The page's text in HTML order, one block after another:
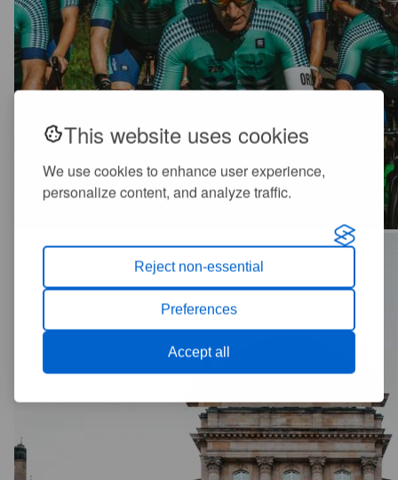
This website uses cookies
We use cookies to enhance user experience,
personalize content, and analyze traffic.
Reject non-essential
Preferences
Accept all